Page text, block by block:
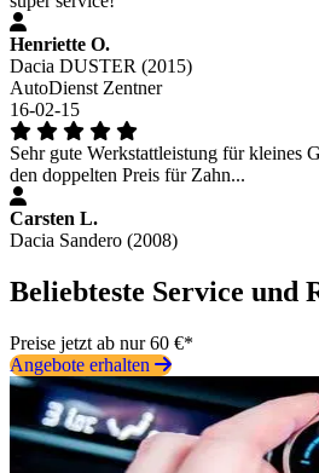
Henriette O.
Dacia DUSTER (2015)
AutoDienst Zentner
16-02-15
Sehr gute Werkstattleistung für kleines
den doppelten Preis für Zahn...
Carsten L.
Dacia Sandero (2008)
Beliebteste Service und
Preise jetzt ab nur 60 €*
Angebote erhalten